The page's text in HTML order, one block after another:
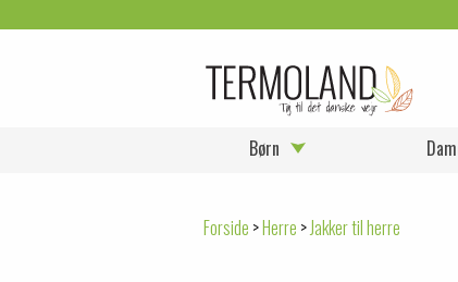
Børn
Forside >Herre >Jakker til herre